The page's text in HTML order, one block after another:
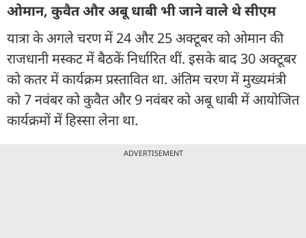
ओमान, कुवैत और अबू धाबी भी जाने वाले थे सीएम
यात्रा के अगले चरण में 24 और 25 अक्टूबर को ओमान की
राजधानी मस्कट में बैठकें निर्धारित थीं. इसके बाद 30 अक्टूबर
को कतर में कार्यक्रम प्रस्तावित था. अंतिम चरण में मुख्यमंत्री
को 7 नवंबर को कुवैत और 9 नवंबर को अबू धाबी में आयोजित
कार्यक्रमों में हिस्सा लेना था.
ADVERTISEMENT